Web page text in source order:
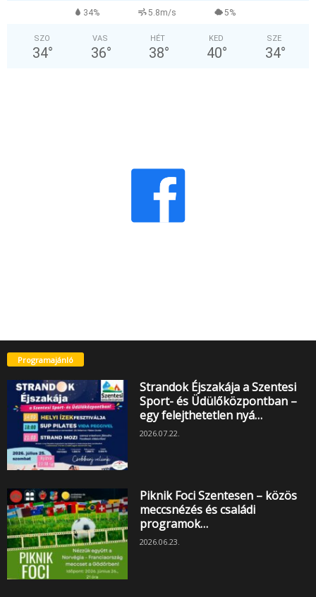
34% 5.8m/s 5%
SZO
34°
VAS
36°
HÉT
38°
KED
40°
SZE
34°
Programajánló
Strandok Éjszakája a Szentesi
Sport- és Üdülőközpontban –
egy felejthetetlen nyá…
2026.07.22.
Piknik Foci Szentesen – közös
meccsnézés és családi
programok…
2026.06.23.